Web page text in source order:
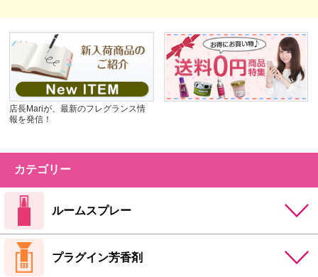
店長Mariが、最新のフレグランス情
報を発信！
カテゴリー
ルームスプレー
プラグイン芳香剤